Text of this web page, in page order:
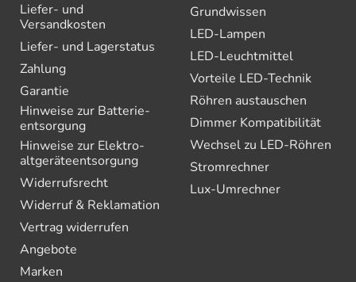
Liefer- und
Versandkosten
Liefer- und Lagerstatus
Zahlung
Garantie
Hinweise zur Batterie­
entsorgung
Hinweise zur Elektro­
altgeräte­entsorgung
Widerrufsrecht
Widerruf & Reklamation
Vertrag widerrufen
Angebote
Marken
Grundwissen
LED-Lampen
LED-Leuchtmittel
Vorteile LED-Technik
Röhren austauschen
Dimmer Kompatibilität
Wechsel zu LED-Röhren
Stromrechner
Lux-Umrechner